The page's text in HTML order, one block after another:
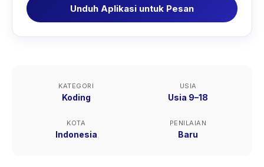
Unduh Aplikasi untuk Pesan
KATEGORI
Koding
USIA
Usia 9–18
KOTA
Indonesia
PENILAIAN
Baru